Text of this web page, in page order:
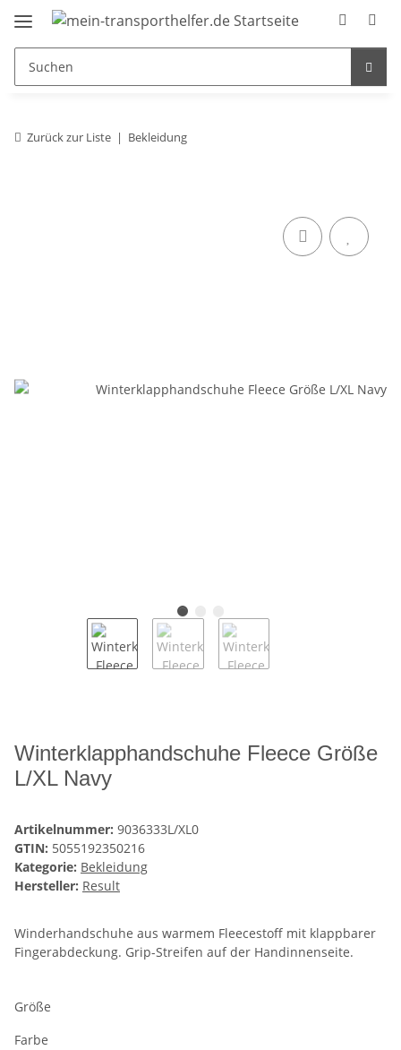
Zurück zur Liste Bekleidung
Winterklapphandschuhe Fleece Größe
L/XL Navy
Artikelnummer: 9036333L/XL0
GTIN: 5055192350216
Kategorie: Bekleidung
Hersteller: Result
Winderhandschuhe aus warmem Fleecestoff mit klappbarer
Fingerabdeckung. Grip-Streifen auf der Handinnenseite.
Größe
Farbe